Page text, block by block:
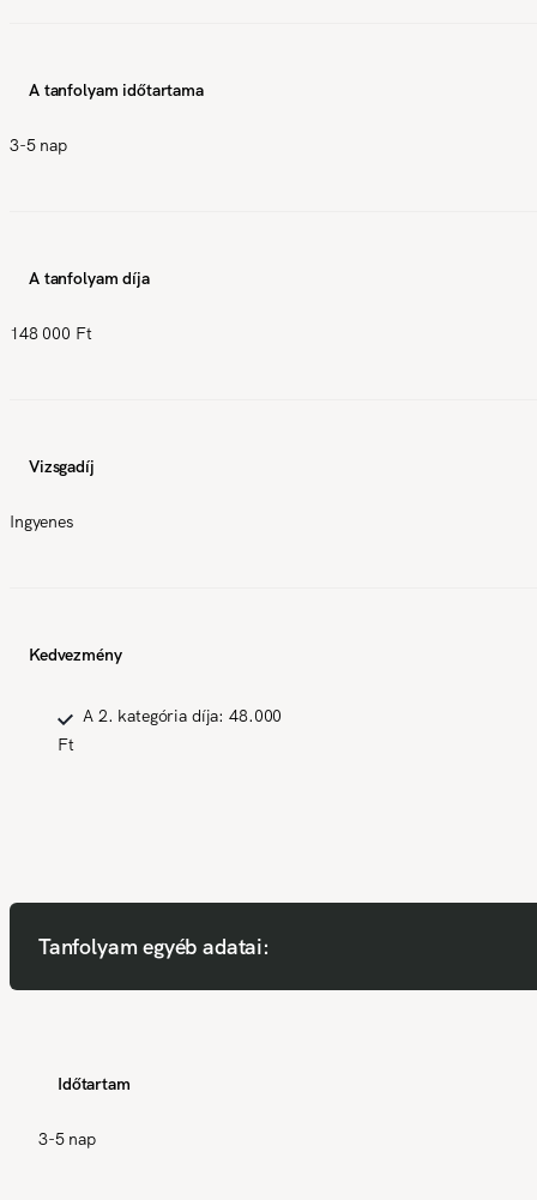
A tanfolyam időtartama
3-5 nap
A tanfolyam díja
148 000 Ft
Vizsgadíj
Ingyenes
Kedvezmény
A 2. kategória díja: 48.000
Ft
Tanfolyam egyéb adatai:
Időtartam
3-5 nap